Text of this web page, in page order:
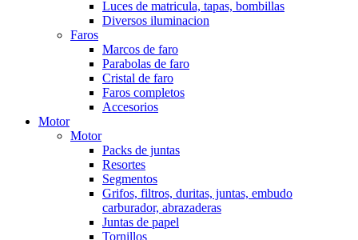
Luces de matricula, tapas, bombillas
Diversos iluminacion
Faros
Marcos de faro
Parabolas de faro
Cristal de faro
Faros completos
Accesorios
Motor
Motor
Packs de juntas
Resortes
Segmentos
Grifos, filtros, duritas, juntas, embudo
carburador, abrazaderas
Juntas de papel
Tornillos